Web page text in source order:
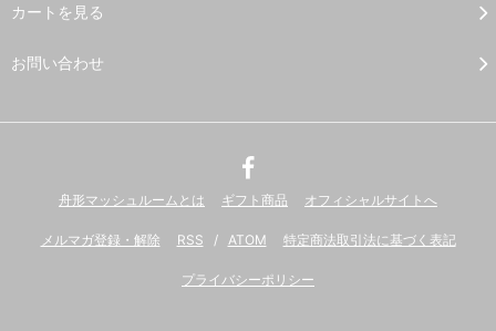
カートを見る
お問い合わせ
舟形マッシュルームとは ギフト商品 オフィシャルサイトへ
メルマガ登録・解除 RSS / ATOM 特定商法取引法に基づく表記
プライバシーポリシー